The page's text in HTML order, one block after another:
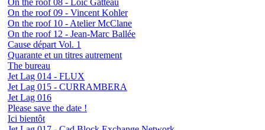
On the roof 09 - Vincent Kohler
On the roof 10 - Atelier McClane
On the roof 12 - Jean-Marc Ballée
Cause départ Vol. 1
Quarante et un titres autrement
The bureau
Jet Lag 014 - FLUX
Jet Lag 015 - CURRAMBERA
Jet Lag 016
Please save the date !
Ici bientôt